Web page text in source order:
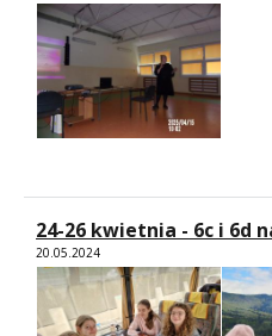
24-26 kwietnia - 6c i 6d
20.05.2024